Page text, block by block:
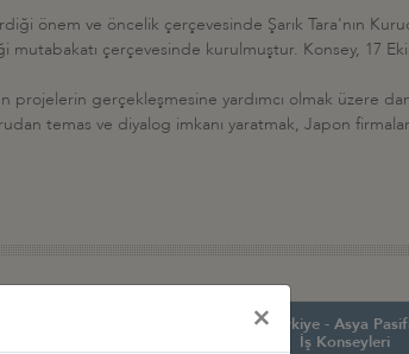
önem ve öncelik çerçevesinde Şarık Tara'nın
mutabakatı çerçevesinde kurulmuştur. Konsey, 17
gerçekleşmesine yardımcı olmak üzere
temas ve diyalog imkanı yaratmak, Japon
Türkiye - Asya
İş Konseyleri
×